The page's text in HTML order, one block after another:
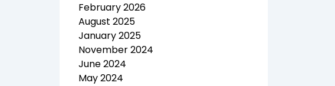
February 2026
August 2025
January 2025
November 2024
June 2024
May 2024